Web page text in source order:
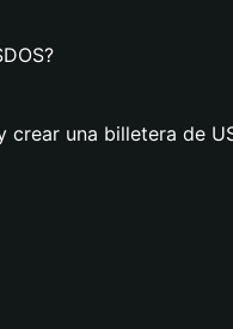
una billetera de